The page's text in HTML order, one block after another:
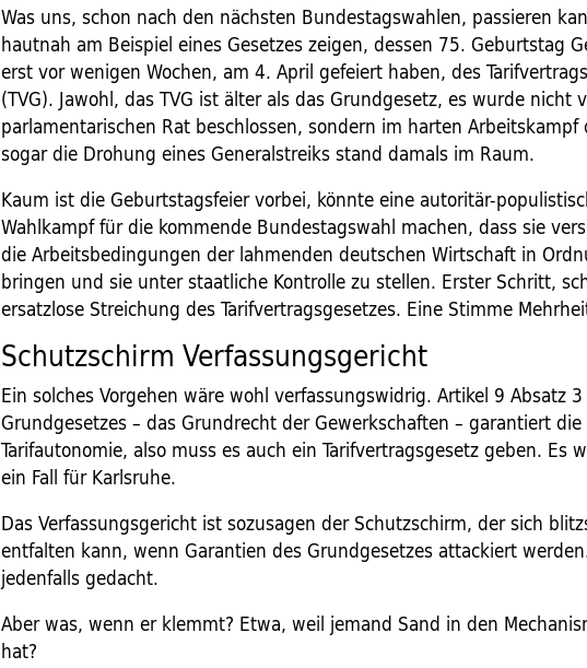
Was uns, schon nach den nächsten Bundestagswahlen, passieren
hautnah am Beispiel eines Gesetzes zeigen, dessen 75. Geburtstag
erst vor wenigen Wochen, am 4. April gefeiert haben, des
(TVG). Jawohl, das TVG ist älter als das Grundgesetz, es wurde nicht
parlamentarischen Rat beschlossen, sondern im harten Arbeitskampf
sogar die Drohung eines Generalstreiks stand damals im Raum.
Kaum ist die Geburtstagsfeier vorbei, könnte eine autoritär-
Wahlkampf für die kommende Bundestagswahl machen, dass sie
die Arbeitsbedingungen der lahmenden deutschen Wirtschaft in
bringen und sie unter staatliche Kontrolle zu stellen. Erster Schritt,
ersatzlose Streichung des Tarifvertragsgesetzes. Eine Stimme
Schutzschirm Verfassungsgericht
Ein solches Vorgehen wäre wohl verfassungswidrig. Artikel 9 Absatz
Grundgesetzes – das Grundrecht der Gewerkschaften – garantiert die
Tarifautonomie, also muss es auch ein Tarifvertragsgesetz geben. Es
ein Fall für Karlsruhe.
Das Verfassungsgericht ist sozusagen der Schutzschirm, der sich
entfalten kann, wenn Garantien des Grundgesetzes attackiert
jedenfalls gedacht.
Aber was, wenn er klemmt? Etwa, weil jemand Sand in den
hat?